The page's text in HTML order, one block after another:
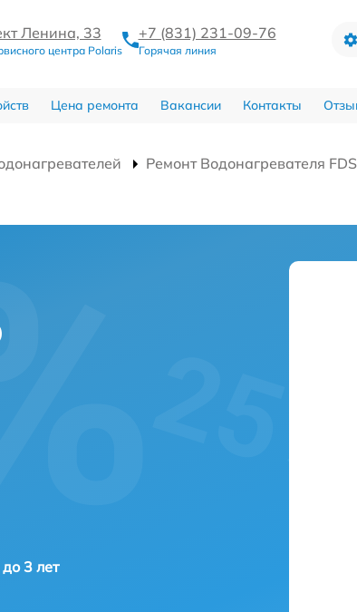
Ленина, 33
центра Polaris
+7 (831) 231-09-76
Горячая линия
Цена ремонта Вакансии Контакты
Ремонт Водонагревателя
3 лет